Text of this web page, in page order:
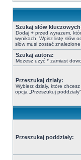
Szukaj słów
Dodaj + przed wyrazem,
wynikach. Wpisz listę słów
słów musi zostać
Szukaj autora:
Możesz użyć * zamiast
Przeszukaj działy:
Wybierz działy, które
opcja „Przeszukuj
Przeszukaj poddziały: